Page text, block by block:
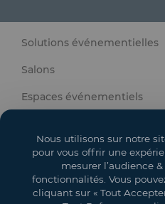
Solutions événementielles
Salons
Espaces événementiels
Vos objectifs
Légal
Nous utilisons sur notre
pour vous offrir une
mesurer l’audience
fonctionnalités. Vous
cliquant sur « Tout